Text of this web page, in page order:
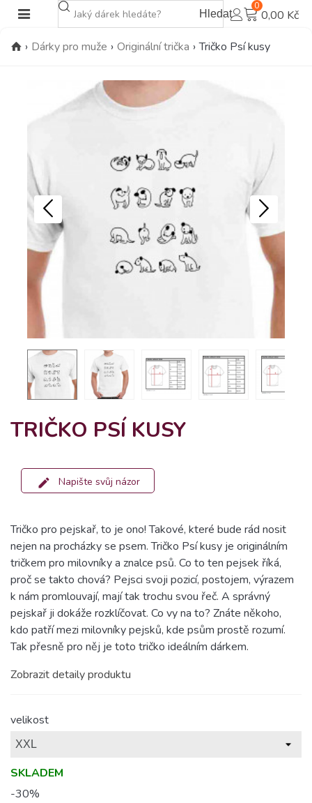
Hledat
0
0,00 Kč
› Dárky pro muže › Originální trička › Tričko Psí kusy
TRIČKO PSÍ KUSY
Napište svůj názor
Tričko pro pejskař, to je ono! Takové, které bude rád nosit
nejen na procházky se psem. Tričko Psí kusy je originálním
tričkem pro milovníky a znalce psů. Co to ten pejsek říká,
proč se takto chová? Pejsci svoji pozicí, postojem, výrazem
k nám promlouvají, mají tak trochu svou řeč. A správný
pejskař ji dokáže rozklíčovat. Co vy na to? Znáte někoho,
kdo patří mezi milovníky pejsků, kde psům prostě rozumí.
Tak přesně pro něj je toto tričko ideálním dárkem.
Zobrazit detaily produktu
velikost
SKLADEM
-30%